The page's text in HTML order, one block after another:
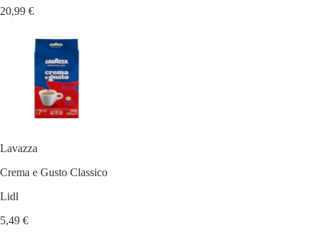
20,99 €
Lavazza
Crema e Gusto Classico
Lidl
5,49 €